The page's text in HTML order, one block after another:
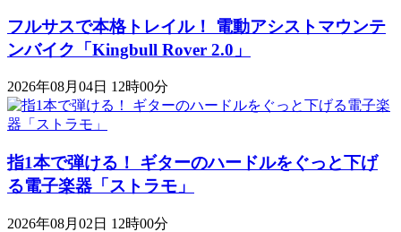
フルサスで本格トレイル！ 電動アシストマウンテ
ンバイク「Kingbull Rover 2.0」
2026年08月04日 12時00分
指1本で弾ける！ ギターのハードルをぐっと下げ
る電子楽器「ストラモ」
2026年08月02日 12時00分